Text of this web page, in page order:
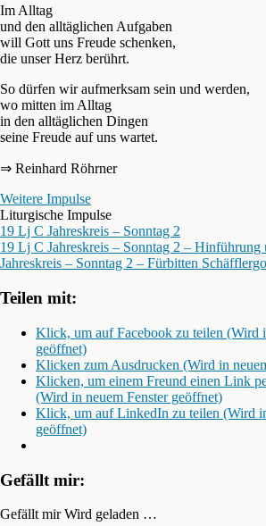
Im Alltag
und den alltäglichen Aufgaben
will Gott uns Freude schenken,
die unser Herz berührt.
So dürfen wir aufmerksam sein und werden,
wo mitten im Alltag
in den alltäglichen Dingen
seine Freude auf uns wartet.
⇒ Reinhard Röhrner
Weitere Impulse
Liturgische Impulse
19 Lj C Jahreskreis – Sonntag 2
19 Lj C Jahreskreis – Sonntag 2 –
Jahreskreis – Sonntag 2 – Fürbitten
Teilen mit:
Klick, um auf Facebook zu teilen (Wird
geöffnet)
Klicken zum Ausdrucken (Wird in
Klicken, um einem Freund einen Link
(Wird in neuem Fenster geöffnet)
Klick, um auf LinkedIn zu teilen (Wird
geöffnet)
Gefällt mir:
Gefällt mir Wird geladen …